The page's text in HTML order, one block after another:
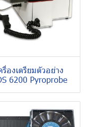
รื่องเตรียมตัวอย่าง
6200 Pyroprobe